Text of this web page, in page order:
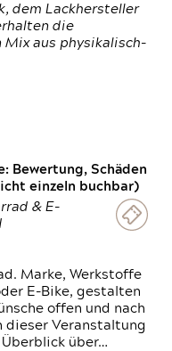
dem Lackhersteller
die
Mix aus physikalisch-
Bewertung, Schäden
einzeln buchbar)
& E-
Marke, Werkstoffe
E-Bike, gestalten
offen und nach
dieser Veranstaltung
über…